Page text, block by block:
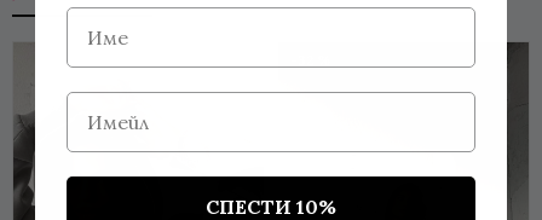
Име
Имейл
СПЕСТИ 10%